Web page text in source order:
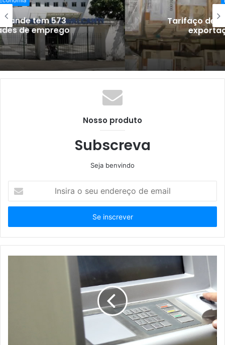
Tarifaço de Trump afeta 3,3% das
exportações brasileiras
Nosso produto
Subscreva
Seja benvindo
seu
de
email